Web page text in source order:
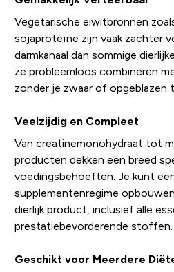
Vegetarische eiwitbronnen
sojaproteïne zijn vaak zachter
darmkanaal dan sommige
ze probleemloos combineren
zonder je zwaar of opgeblazen
Veelzijdig en Compleet
Van creatinemonohydraat tot
producten dekken een breed
voedingsbehoeften. Je kunt
supplementenregime
dierlijk product, inclusief alle
prestatiebevorderende stoffen.
Geschikt voor Meerdere